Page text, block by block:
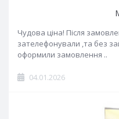
Чудова ціна! Після
зателефонували ,та без
оформили замовлення ..
04.01.2026